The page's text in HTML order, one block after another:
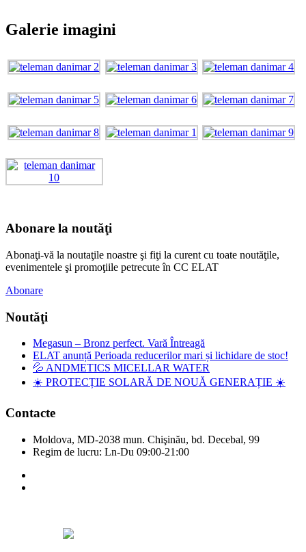
Galerie imagini
Abonare la noutăţi
Abonaţi-vă la noutaţile noastre şi fiţi la curent cu toate noutăţile,
evenimentele şi promoţiile petrecute în CC ELAT
Abonare
Noutăţi
Megasun – Bronz perfect. Vară Întreagă
ELAT anunță Perioada reducerilor mari și lichidare de stoc!
💦 ANDMETICS MICELLAR WATER
☀️ PROTECȚIE SOLARĂ DE NOUĂ GENERAȚIE ☀️
Contacte
Moldova, MD-2038 mun. Chişinău, bd. Decebal, 99
Regim de lucru: Ln-Du 09:00-21:00